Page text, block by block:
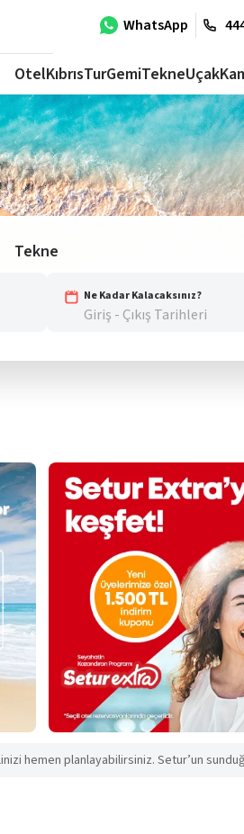
WhatsApp
OtelKıbrısTurGemiTekneUçak
Tekne
Ne Kadar Kalacaksınız?
Giriş - Çıkış Tarihleri
planlayabilirsiniz. Setur’un